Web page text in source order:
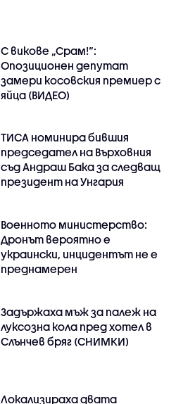
С викове „Срам!“:
Опозиционен депутат
замери косовския премиер с
яйца (ВИДЕО)
ТИСА номинира бившия
председател на Върховния
съд Андраш Бака за следващ
президент на Унгария
Военното министерство:
Дронът вероятно е
украински, инцидентът не е
преднамерен
Задържаха мъж за палеж на
луксозна кола пред хотел в
Слънчев бряг (СНИМКИ)
Локализираха двата